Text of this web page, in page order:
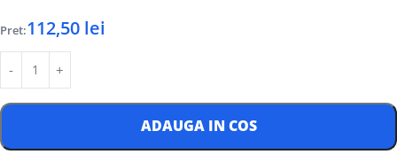
Pret:112,50 lei
ADAUGA IN COS